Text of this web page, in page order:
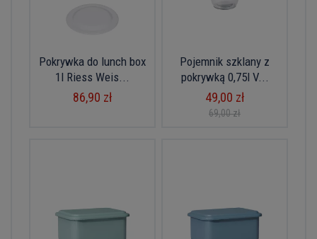
Pokrywka do lunch box
1l Riess Weis...
86,90 zł
Pojemnik szklany z
pokrywką 0,75l V...
49,00 zł
69,00 zł